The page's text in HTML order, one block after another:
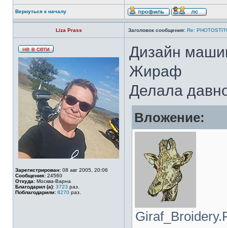
Вернуться к началу
Liza Prass Заголовок сообщения: Re:
Зарегистрирован: 08 авг 2005, 20:06
Сообщения: 24560
Откуда: Москва-Варна
Благодарил (а): 3723 раз.
Поблагодарили: 8270 раз.
Дизайн
Жираф
Делала
Вложение: